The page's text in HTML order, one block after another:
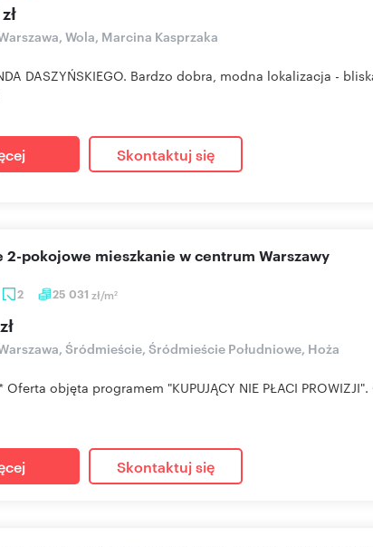
Wola, Marcina Kasprzaka
DASZYŃSKIEGO. Bardzo dobra, modna lokalizacja -
Skontaktuj się
2 25 031 zł/m2
2-pokojowe mieszkanie w centrum Warszawy
Śródmieście, Śródmieście Południowe, Hoża
Oferta objęta programem "KUPUJĄCY NIE PŁACI
Skontaktuj się